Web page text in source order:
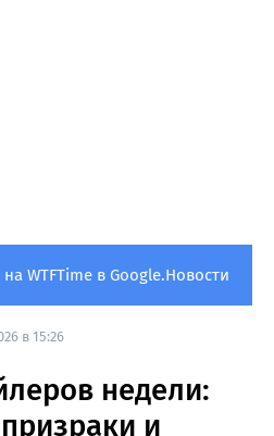
WTFTime в Google.Новости
в 15:26
недели:
и